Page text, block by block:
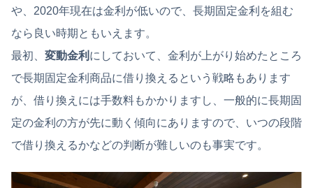
や、2020年現在は金利が低いので、長期固定金利を組む
なら良い時期ともいえます。
最初、 変動金利 にしておいて、金利が上がり始めたところ
で長期固定金利商品に借り換えるという戦略もあります
が、借り換えには手数料もかかりますし、一般的に長期固
定の金利の方が先に動く傾向にありますので、いつの段階
で借り換えるかなどの判断が難しいのも事実です。